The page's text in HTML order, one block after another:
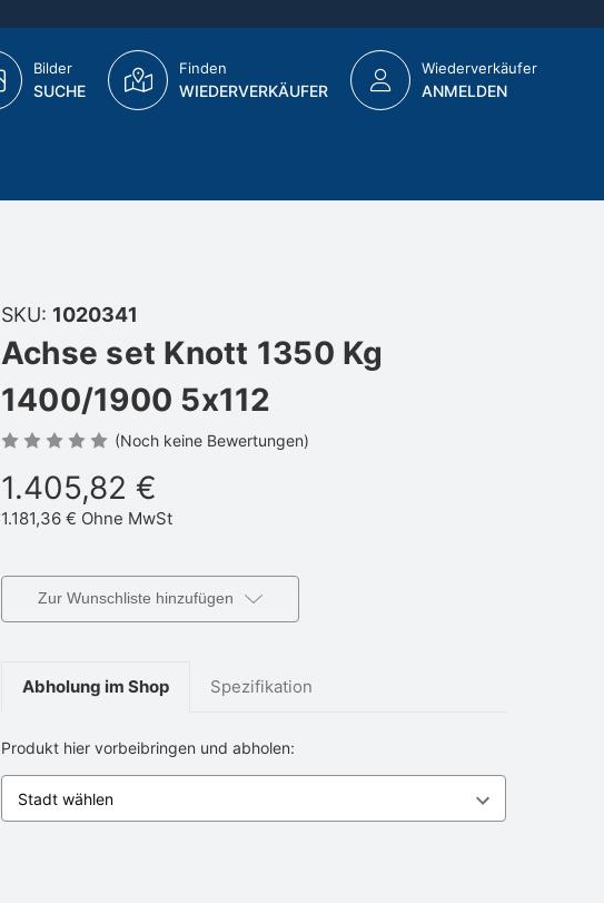
Bilder
SUCHE
Finden
WIEDERVERKÄUFER
Wiederverkäufer
ANMELDEN
SKU: 1020341
Achse set Knott 1350 Kg
1400/1900 5x112
(Noch keine Bewertungen)
1.405,82 €
1.181,36 € Ohne MwSt
Zur Wunschliste hinzufügen
Abholung im Shop Spezifikation
Produkt hier vorbeibringen und abholen: